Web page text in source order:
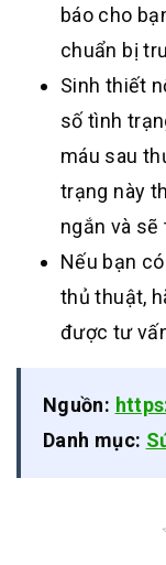
báo cho
chuẩn bị
Sinh thiết
số tình
máu sau
trạng này
ngắn và sẽ
Nếu bạn
thủ thuật,
được tư
Nguồn:
Danh mục: